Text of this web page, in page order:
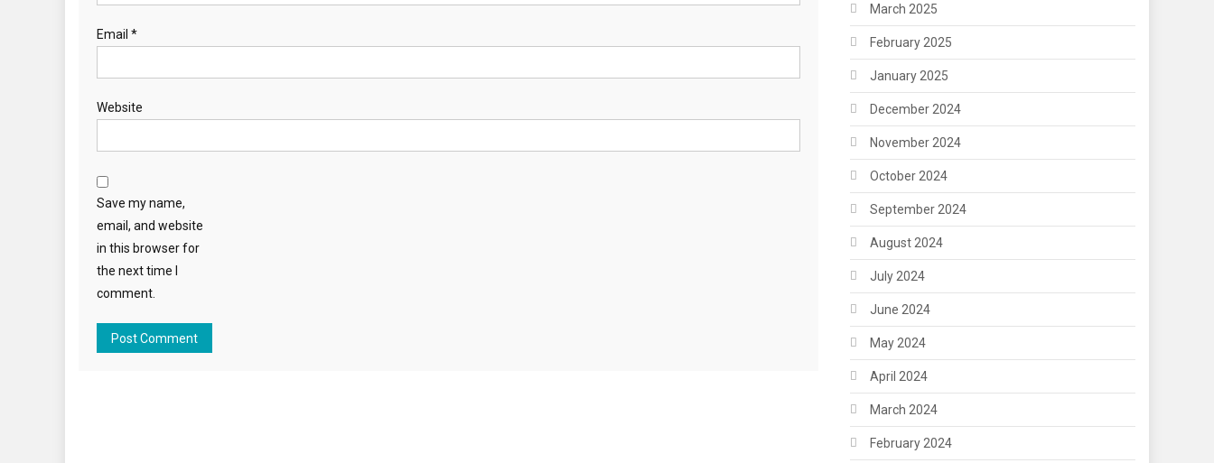
Email *
Website
Save my name,
email, and website
in this browser for
the next time I
comment.
March 2025
February 2025
January 2025
December 2024
November 2024
October 2024
September 2024
August 2024
July 2024
June 2024
May 2024
April 2024
March 2024
February 2024